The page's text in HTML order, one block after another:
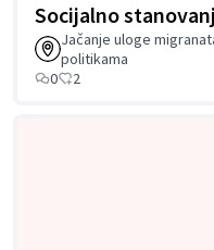
Socijalno
Jačanje uloge
politikama
0
2